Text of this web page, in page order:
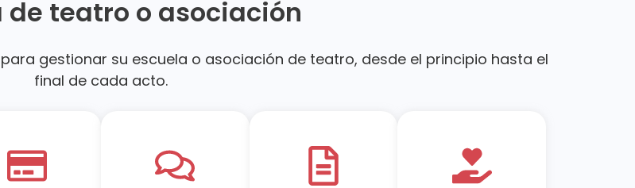
de teatro o asociación
gestionar su escuela o asociación de teatro, desde el principio hasta el
final de cada acto.